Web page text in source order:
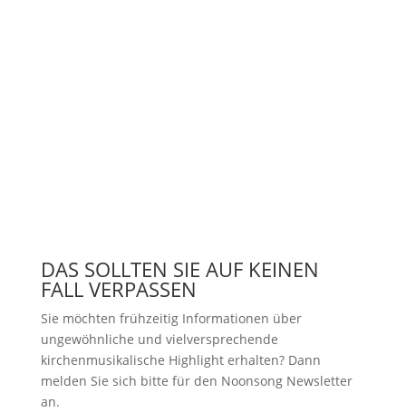
DAS SOLLTEN SIE AUF KEINEN
FALL VERPASSEN
Sie möchten frühzeitig Informationen über
ungewöhnliche und vielversprechende
kirchenmusikalische Highlight erhalten? Dann
melden Sie sich bitte für den Noonsong Newsletter
an.